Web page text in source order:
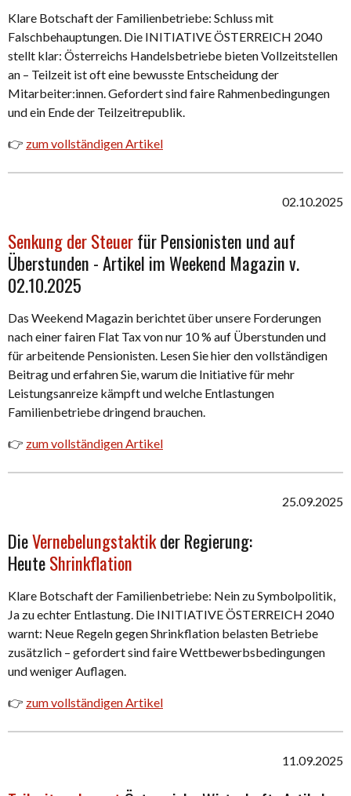
Klare Botschaft der Familienbetriebe: Schluss mit
Falschbehauptungen. Die INITIATIVE ÖSTERREICH 2040
stellt klar: Österreichs Handelsbetriebe bieten Vollzeitstellen
an – Teilzeit ist oft eine bewusste Entscheidung der
Mitarbeiter:innen. Gefordert sind faire Rahmenbedingungen
und ein Ende der Teilzeitrepublik.
👉 zum vollständigen Artikel
02.10.2025
Senkung der Steuerfür Pensionisten und auf
Überstunden - Artikel im Weekend Magazin v.
02.10.2025
Das Weekend Magazin berichtet über unsere Forderungen
nach einer fairen Flat Tax von nur 10 % auf Überstunden und
für arbeitende Pensionisten. Lesen Sie hier den vollständigen
Beitrag und erfahren Sie, warum die Initiative für mehr
Leistungsanreize kämpft und welche Entlastungen
Familienbetriebe dringend brauchen.
👉 zum vollständigen Artikel
25.09.2025
DieVernebelungstaktikder Regierung:
HeuteShrinkflation
Klare Botschaft der Familienbetriebe: Nein zu Symbolpolitik,
Ja zu echter Entlastung. Die INITIATIVE ÖSTERREICH 2040
warnt: Neue Regeln gegen Shrinkflation belasten Betriebe
zusätzlich – gefordert sind faire Wettbewerbsbedingungen
und weniger Auflagen.
👉 zum vollständigen Artikel
11.09.2025